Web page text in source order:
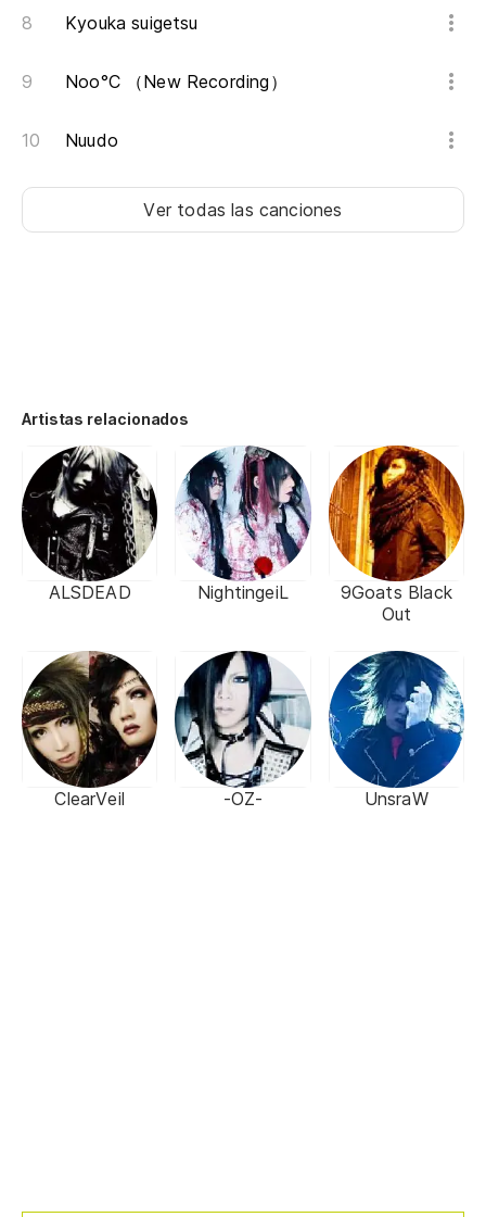
Kyouka suigetsu
Noo°C （New Recording）
Nuudo
Ver todas las canciones
Artistas relacionados
ALSDEAD NightingeiL
9Goats Black
Out
ClearVeil -OZ- UnsraW